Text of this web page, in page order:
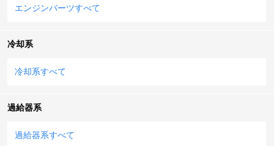
エンジンパーツすべて
冷却系
冷却系すべて
過給器系
過給器系すべて